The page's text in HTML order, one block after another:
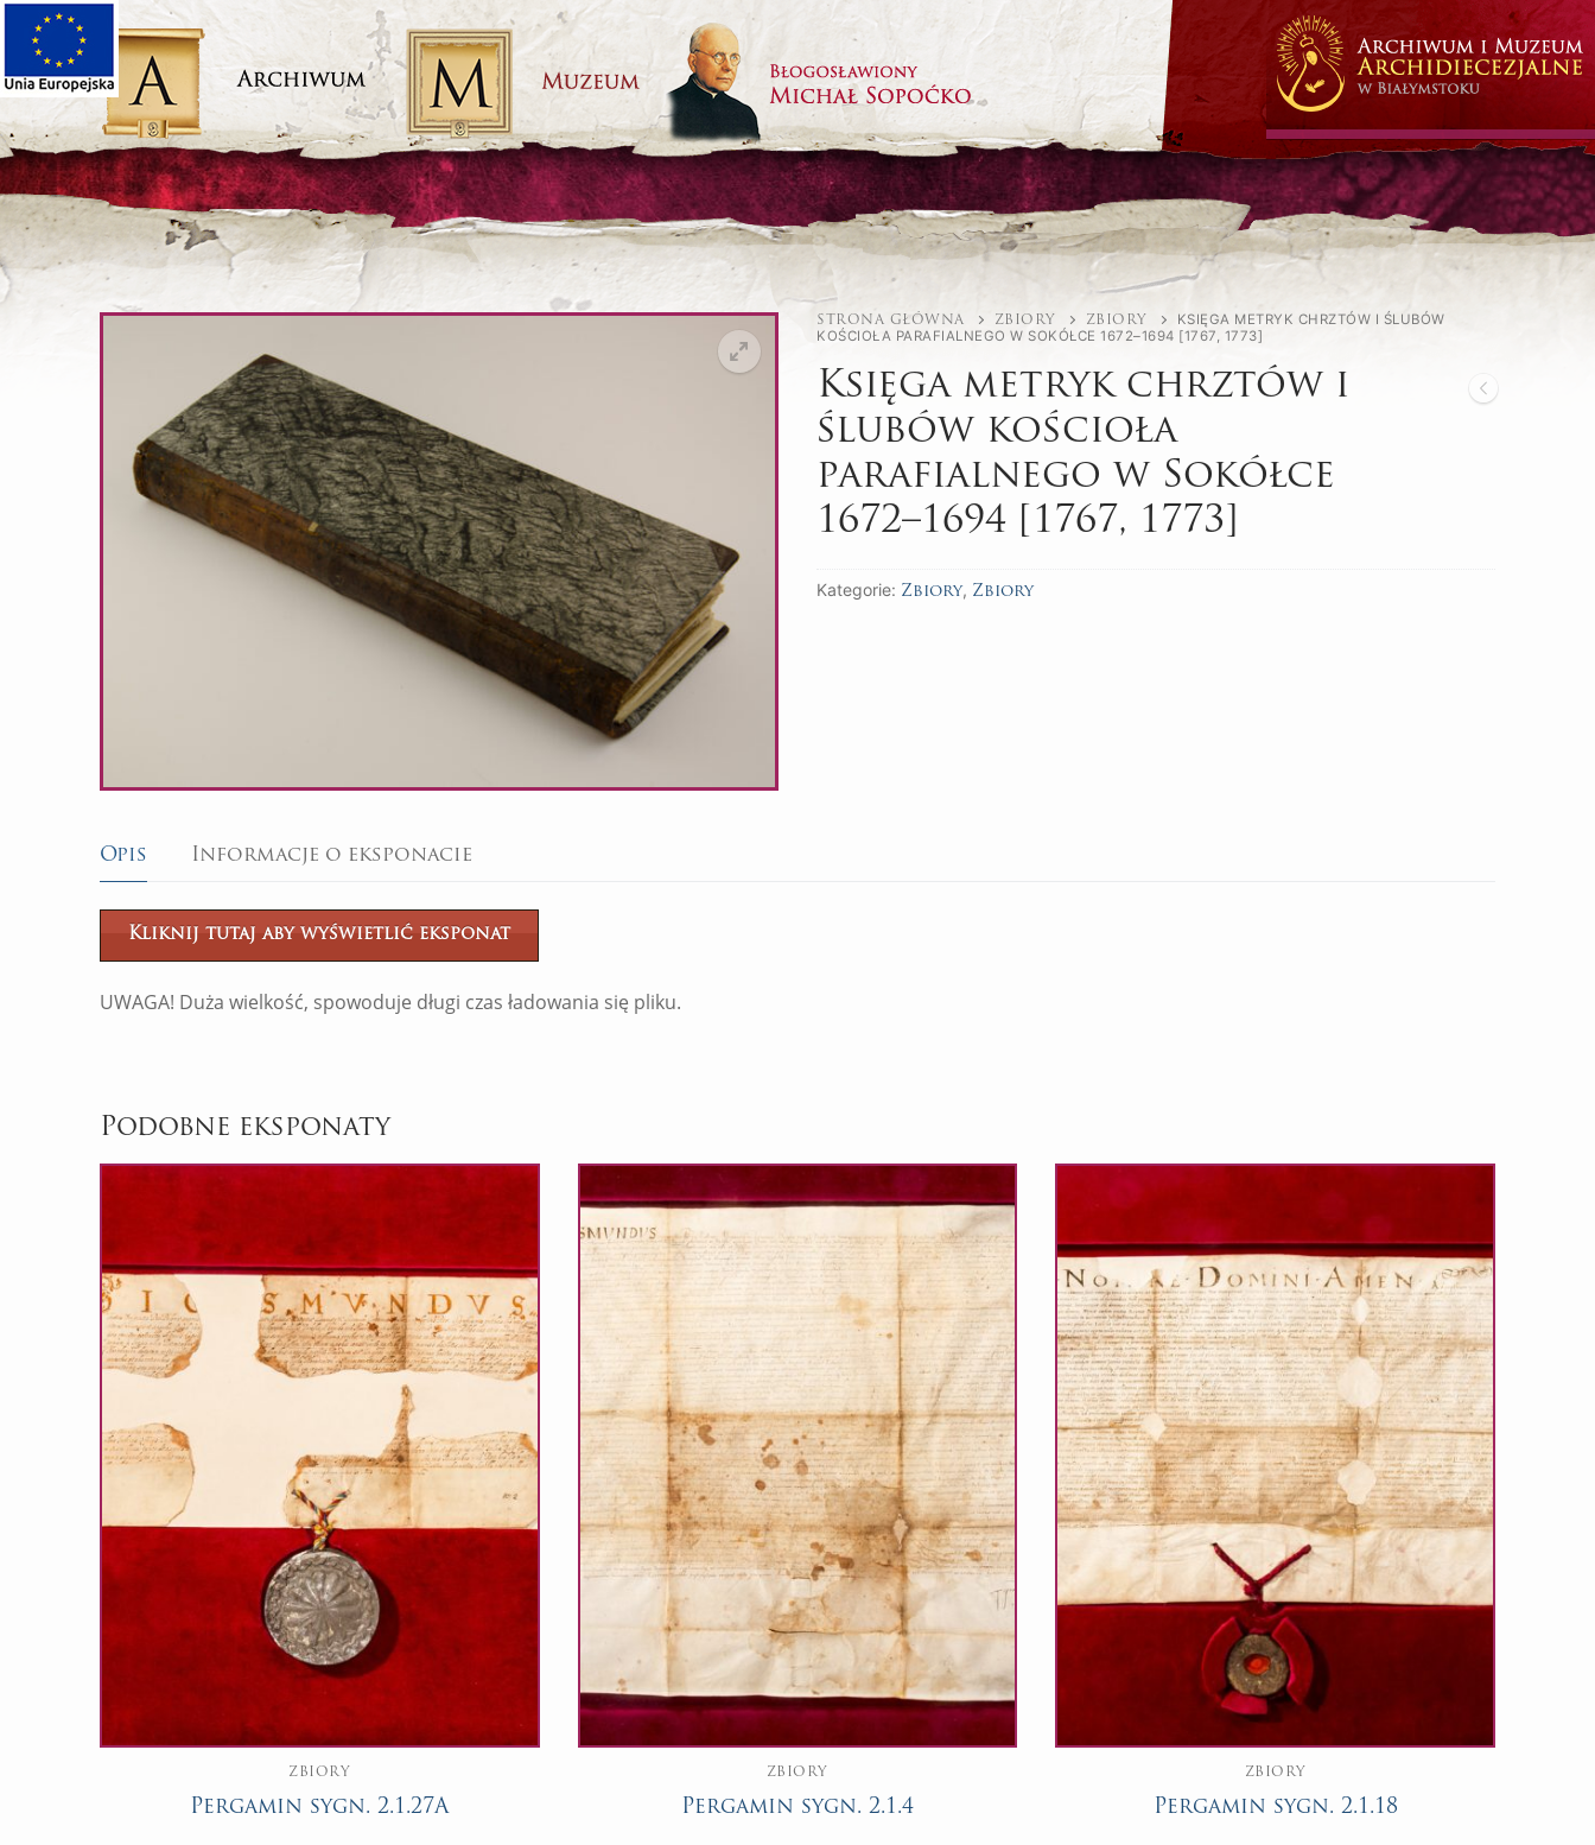
Przeskocz
treści
STRONA GŁÓWNA ZBIORY ZBIORY
KSIĘGA METRYK CHRZTÓW I ŚLUBÓW
KOŚCIOŁA PARAFIALNEGO W SOKÓŁCE 1672–1694 [1767, 1773]
Księga metryk chrztów i
ślubów kościoła
parafialnego w Sokółce
1672–1694 [1767, 1773]
Kategorie: Zbiory, Zbiory
Opis Informacje o eksponacie
Kliknij tutaj aby wyświetlić eksponat
UWAGA! Duża wielkość, spowoduje długi czas ładowania się pliku.
Podobne eksponaty
ZBIORY
Pergamin sygn. 2.1.27A
ZBIORY
Pergamin sygn. 2.1.4
ZBIORY
Pergamin sygn. 2.1.18